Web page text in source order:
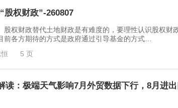
股权财政”-260807
财政替代土地财政是有难度的，要理性认识股权财
各方期待的方式是政府通过引导基金的方式…
5 页
读：极端天气影响7月外贸数据下行，8月进